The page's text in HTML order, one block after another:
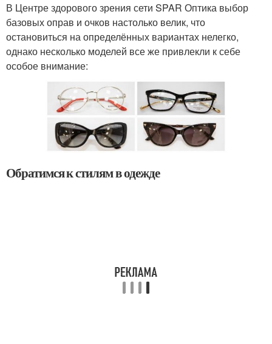
В Центре здорового зрения сети SPAR Оптика выбор
базовых оправ и очков настолько велик, что
остановиться на определённых вариантах нелегко,
однако несколько моделей все же привлекли к себе
особое внимание:
Обратимся к стилям в одежде